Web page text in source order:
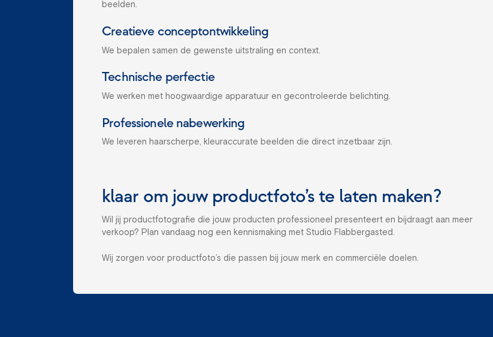
beelden.
Creatieve conceptontwikkeling
We bepalen samen de gewenste uitstraling en context.
Technische perfectie
We werken met hoogwaardige apparatuur en gecontroleerde belichting.
Professionele nabewerking
We leveren haarscherpe, kleuraccurate beelden die direct inzetbaar zijn.
klaar om jouw productfoto’s te laten maken?
Wil jij productfotografie die jouw producten professioneel presenteert en bijdraagt aan meer
verkoop? Plan vandaag nog een kennismaking met Studio Flabbergasted.
Wij zorgen voor productfoto’s die passen bij jouw merk en commerciële doelen.